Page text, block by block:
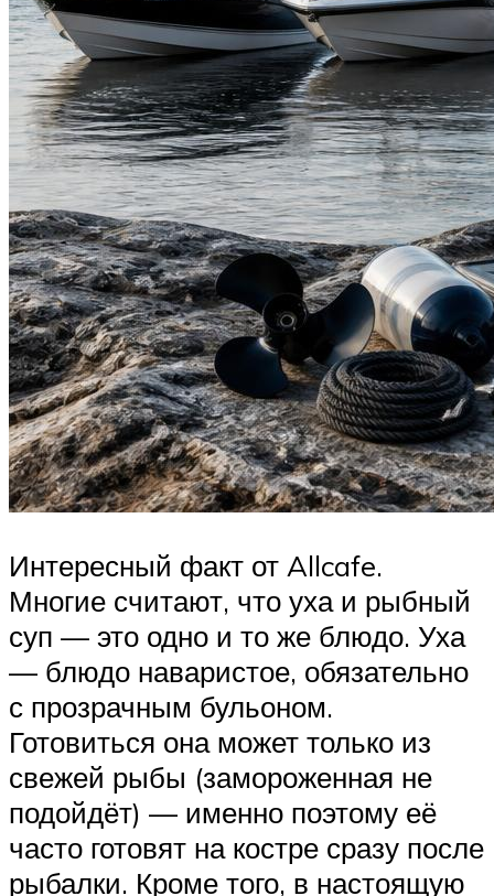
Интересный факт от Allcafe.
Многие считают, что уха и рыбный
суп — это одно и то же блюдо. Уха
— блюдо наваристое, обязательно
с прозрачным бульоном.
Готовиться она может только из
свежей рыбы (замороженная не
подойдёт) — именно поэтому её
часто готовят на костре сразу после
рыбалки. Кроме того, в настоящую